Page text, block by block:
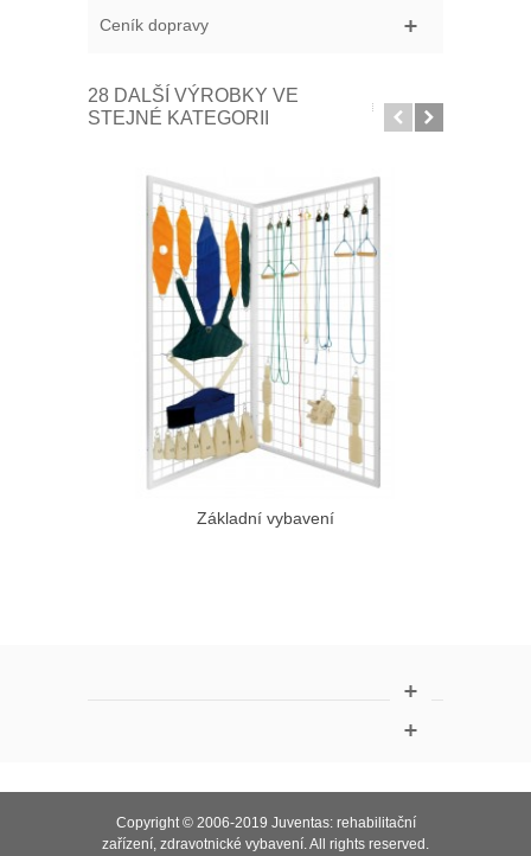
Ceník dopravy
28 DALŠÍ VÝROBKY VE
STEJNÉ KATEGORII
Základní vybavení
Copyright © 2006-2019 Juventas: rehabilitační
zařízení, zdravotnické vybavení. All rights reserved.